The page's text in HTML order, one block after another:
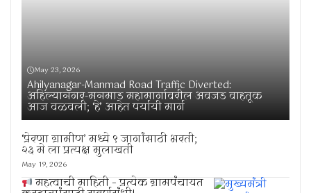
May 23, 2026
Ahilyanagar-Manmad Road Traffic Diverted:
अहिल्यानगर-मनमाड महामार्गावरील अवजड वाहतूक
आज वळवली; ‘हे’ आहेत पर्यायी मार्ग
‘प्रेरणा ग्रामीण’ मध्ये ९ जागांसाठी भरती;
२३ मे ला प्रत्यक्ष मुलाखती
May 19, 2026
महत्वाची माहिती – प्रत्येक ग्रामपंचायत